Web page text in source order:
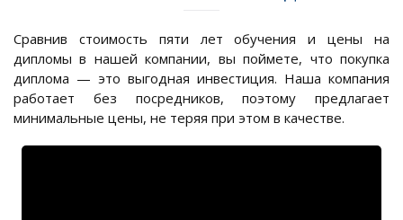
Сравнив стоимость пяти лет обучения и цены на
дипломы в нашей компании, вы поймете, что покупка
диплома — это выгодная инвестиция. Наша компания
работает без посредников, поэтому предлагает
минимальные цены, не теряя при этом в качестве.